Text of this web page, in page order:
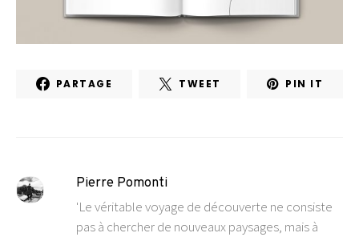
PARTAGE TWEET PIN IT
Pierre Pomonti
'Le véritable voyage de découverte ne consiste
pas à chercher de nouveaux paysages, mais à